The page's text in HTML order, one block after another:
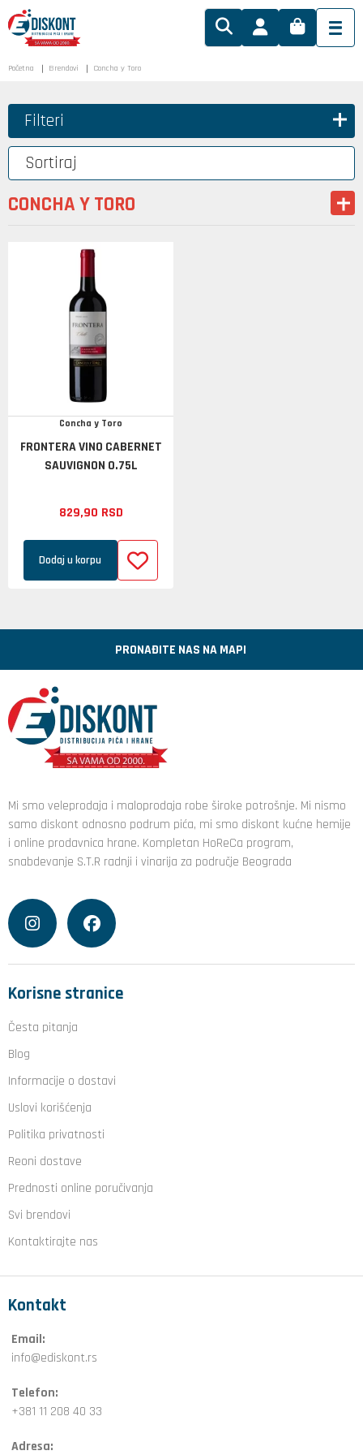
Početna Brendovi Concha y Toro
Filteri
Sortiraj
CONCHA Y TORO
Concha y Toro
FRONTERA VINO CABERNET
SAUVIGNON 0.75L
829,90 RSD
Dodaj u korpu
PRONAĐITE NAS NA MAPI
Mi smo veleprodaja i maloprodaja robe široke potrošnje. Mi nismo
samo diskont odnosno podrum pića, mi smo diskont kućne hemije
i online prodavnica hrane. Kompletan HoReCa program,
snabdevanje S.T.R radnji i vinarija za područje Beograda
Korisne stranice
Česta pitanja
Blog
Informacije o dostavi
Uslovi korišćenja
Politika privatnosti
Reoni dostave
Prednosti online poručivanja
Svi brendovi
Kontaktirajte nas
Kontakt
Email:
info@ediskont.rs
Telefon:
+381 11 208 40 33
Adresa: